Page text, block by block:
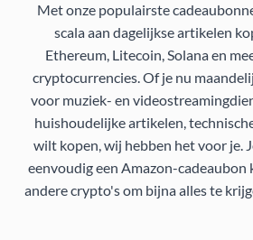
Met onze populairste
scala aan dagelijkse artikelen
Ethereum, Litecoin, Solana en
cryptocurrencies. Of je nu
voor muziek- en
huishoudelijke artikelen,
wilt kopen, wij hebben het voor je.
eenvoudig een Amazon-
andere crypto's om bijna alles te